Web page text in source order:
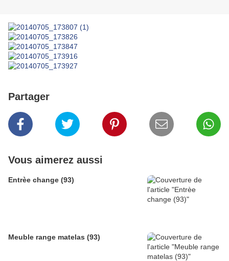
Partager
Vous aimerez aussi
Entrèe change (93)
Meuble range matelas (93)